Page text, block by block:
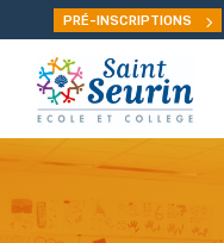
PRÉ-INSCRIPTIONS